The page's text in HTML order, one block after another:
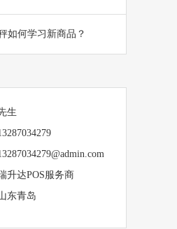
如何学习新商品？
生
升达POS服务商
东青岛